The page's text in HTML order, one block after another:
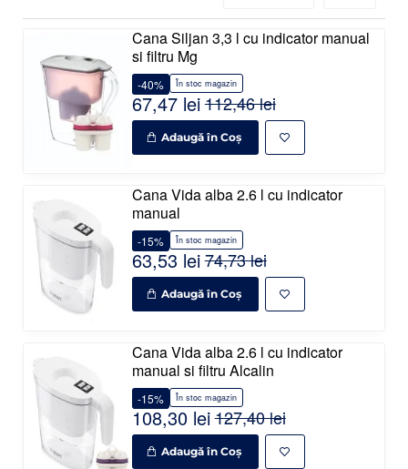
Cana Siljan 3,3 l cu indicator manual
si filtru Mg
În stoc magazin
-40%
67,47 lei112,46 lei
Adaugă în Coş
Cana Vida alba 2.6 l cu indicator
manual
În stoc magazin
-15%
63,53 lei74,73 lei
Adaugă în Coş
Cana Vida alba 2.6 l cu indicator
manual si filtru Alcalin
În stoc magazin
-15%
108,30 lei127,40 lei
Adaugă în Coş